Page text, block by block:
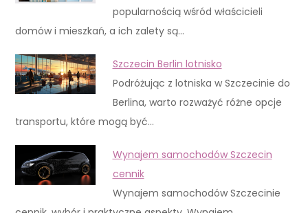
popularnością wśród właścicieli
domów i mieszkań, a ich zalety są…
Szczecin Berlin lotnisko
Podróżując z lotniska w Szczecinie do
Berlina, warto rozważyć różne opcje
transportu, które mogą być…
Wynajem samochodów Szczecin
cennik
Wynajem samochodów Szczecinie